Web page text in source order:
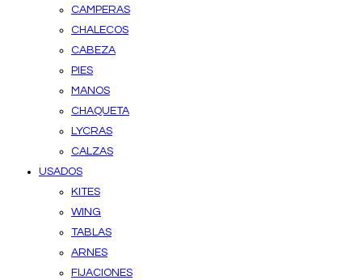
CAMPERAS
CHALECOS
CABEZA
PIES
MANOS
CHAQUETA
LYCRAS
CALZAS
USADOS
KITES
WING
TABLAS
ARNES
FIJACIONES